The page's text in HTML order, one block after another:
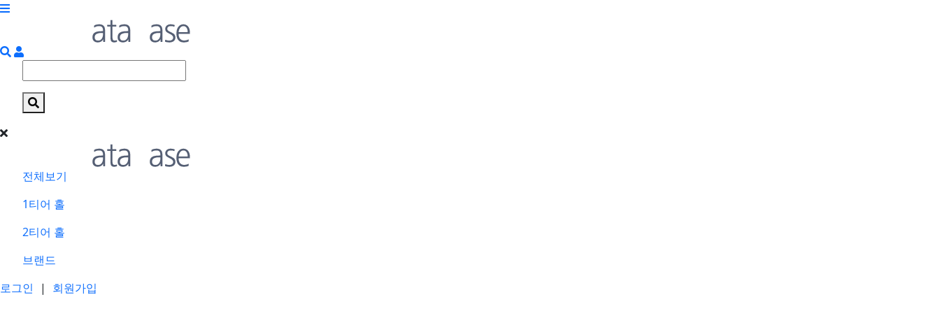
전체보기
1티어 홀
2티어 홀
브랜드
로그인
| 회원가입